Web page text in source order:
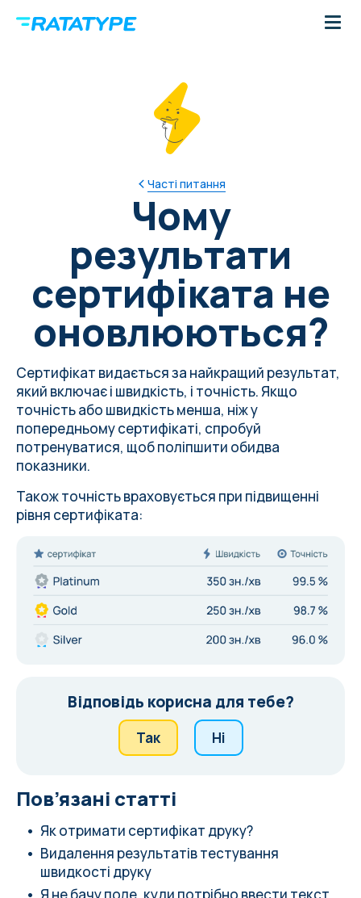
Часті питання
Чому
результати
сертифіката не
оновлюються?
Сертифікат видається за найкращий результат,
який включає і швидкість, і точність. Якщо
точність або швидкість менша, ніж у
попередньому сертифікаті, спробуй
потренуватися, щоб поліпшити обидва
показники.
Також точність враховується при підвищенні
рівня сертифіката:
Відповідь корисна для тебе?
Так Ні
Пов’язані статті
Як отримати сертифікат друку?
Видалення результатів тестування
швидкості друку
Я не бачу поле, куди потрібно ввести текст